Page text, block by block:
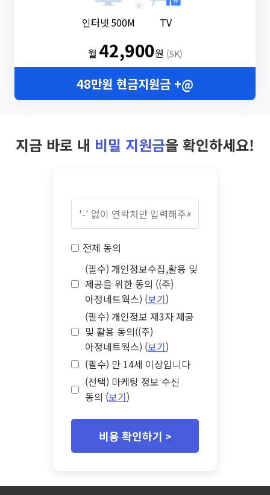
인터넷 500M
+
TV
월 42,900원 (SK)
48만원 현금지원금 +@
지금 바로 내 비밀 지원금을 확인하세요!
전체 동의
(필수) 개인정보수집,활용 및
제공을 위한 동의 ((주)
아정네트웍스) (보기)
(필수) 개인정보 제3자 제공
및 활용 동의((주)
아정네트웍스) (보기)
(필수) 만 14세 이상입니다
(선택) 마케팅 정보 수신
동의 (보기)
비용 확인하기 >